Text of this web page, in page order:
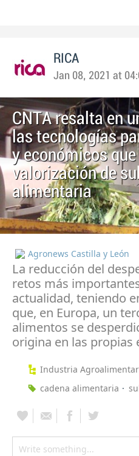
RICA
Jan 08, 2021 at
CNTA resalta en
las tecnologías
y económicos
valorización de
alimentaria
Agronews Castilla y León
La reducción del
retos más
actualidad, teniendo
que, en Europa, un
alimentos se
origina en las propias
Industria
cadena alimentaria